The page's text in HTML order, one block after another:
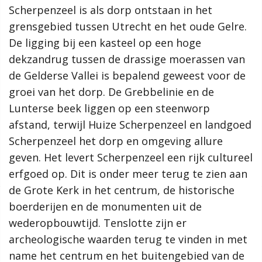
samenleving, dan werkt de gemeente Scherpenzeel graag mee
aan jouw initiatief!”
Meer informatie
Wat is de omgevingsvisie?
Proces MeetUps
Relatie met andere omgevingsvisies
Hoe werkt de website?
Rol van de gemeente
Contact
Gebieden
Scherpenzeel Noord
Zoeken
Scherpenzeel is als dorp ontstaan in het
grensgebied tussen Utrecht en het oude Gelre.
De ligging bij een kasteel op een hoge
dekzandrug tussen de drassige moerassen van
de Gelderse Vallei is bepalend geweest voor de
groei van het dorp. De Grebbelinie en de
Lunterse beek liggen op een steenworp
afstand, terwijl Huize Scherpenzeel en landgoed
Scherpenzeel het dorp en omgeving allure
geven. Het levert Scherpenzeel een rijk cultureel
erfgoed op. Dit is onder meer terug te zien aan
de Grote Kerk in het centrum, de historische
boerderijen en de monumenten uit de
wederopbouwtijd. Tenslotte zijn er
archeologische waarden terug te vinden in met
name het centrum en het buitengebied van de